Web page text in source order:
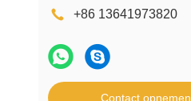
+86 13641973820
Contact opnemen